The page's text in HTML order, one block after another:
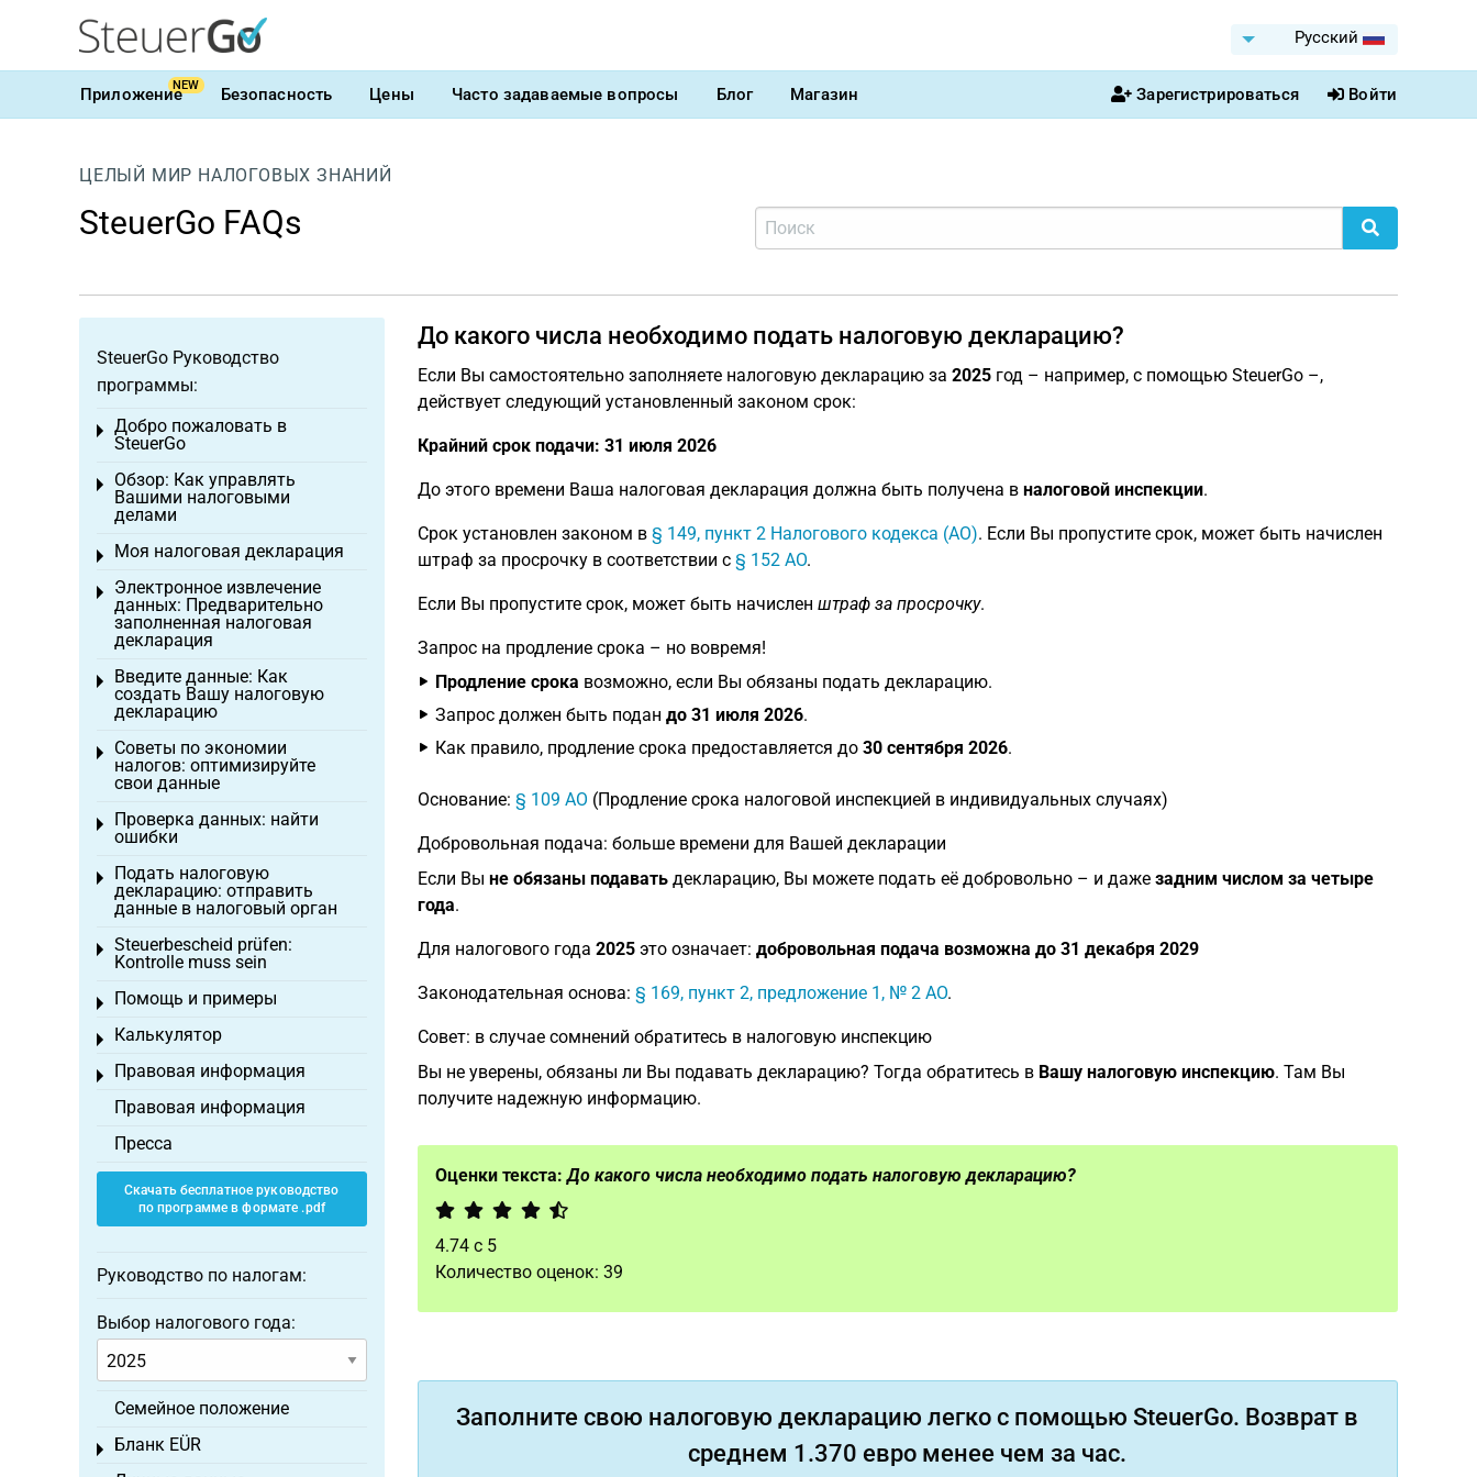
Pусский
ПриложениеNEW Безопасность Цены Часто задаваемые вопросы Блог Магазин Зарегистрироваться Войти
ЦЕЛЫЙ МИР НАЛОГОВЫХ ЗНАНИЙ
SteuerGo FAQs
До какого числа необходимо подать налоговую декларацию?
Если Вы самостоятельно заполняете налоговую декларацию за 2025год – например, с помощью SteuerGo –,
действует следующий установленный законом срок:
Крайний срок подачи: 31 июля 2026
До этого времени Ваша налоговая декларация должна быть получена в налоговой инспекции.
Срок установлен законом в § 149, пункт 2 Налогового кодекса (AO). Если Вы пропустите срок, может быть начислен
штраф за просрочку в соответствии с § 152 AO.
Если Вы пропустите срок, может быть начислен штраф за просрочку.
Запрос на продление срока – но вовремя!
Продление срока возможно, если Вы обязаны подать декларацию.
Запрос должен быть подан до 31 июля 2026.
Как правило, продление срока предоставляется до 30 сентября 2026.
Основание: § 109 AO (Продление срока налоговой инспекцией в индивидуальных случаях)
Добровольная подача: больше времени для Вашей декларации
Если Вы не обязаны подаватьдекларацию, Вы можете подать её добровольно – и даже задним числом за четыре
года.
Для налогового года 2025это означает: добровольная подача возможна до 31 декабря 2029
Законодательная основа: § 169, пункт 2, предложение 1, № 2 AO.
Совет: в случае сомнений обратитесь в налоговую инспекцию
Вы не уверены, обязаны ли Вы подавать декларацию? Тогда обратитесь в Вашу налоговую инспекцию. Там Вы
получите надежную информацию.
Оценки текста:До какого числа необходимо подать налоговую декларацию?
4.74с 5
Количество оценок: 39
Заполните свою налоговую декларацию легко с помощью SteuerGo. Возврат в
среднем 1.370 евро менее чем за час.
SteuerGo Руководство
программы:
Добро пожаловать в
SteuerGo
Toggle menu
Обзор: Как управлять
Вашими налоговыми
делами
Toggle menu
Моя налоговая декларация
Toggle menu
Электронное извлечение
данных: Предварительно
заполненная налоговая
декларация
Toggle menu
Введите данные: Как
создать Вашу налоговую
декларацию
Toggle menu
Советы по экономии
налогов: оптимизируйте
свои данные
Toggle menu
Проверка данных: найти
ошибки
Toggle menu
Подать налоговую
декларацию: отправить
данные в налоговый орган
Toggle menu
Steuerbescheid prüfen:
Kontrolle muss sein
Toggle menu
Помощь и примеры
Toggle menu
Калькулятор
Toggle menu
Правовая информация
Toggle menu
Правовая информация
Пресса
Скачать бесплатное руководство
по программе в формате .pdf
Руководство по налогам:
Выбор налогового года:
Семейное положение
Бланк EÜR
Toggle menu